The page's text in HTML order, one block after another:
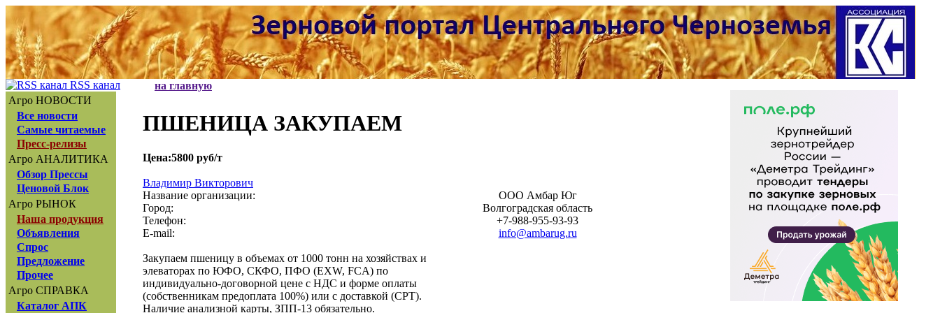
RSS канал
Агро НОВОСТИ
Все новости
Самые читаемые
Пресс-релизы
Агро АНАЛИТИКА
Обзор Прессы
Ценовой Блок
Агро РЫНОК
Наша продукция
Объявления
Спрос
Предложение
Прочее
Агро СПРАВКА
Каталог АПК
на главную
ПШЕНИЦА ЗАКУПАЕМ
Цена:5800 руб/т
Владимир Викторович
Название организации:
ООО Амбар Юг
Город:
Волгоградская область
Телефон:
+7-988-955-93-93
E-mail:
info@ambarug.ru
Закупаем пшеницу в объемах от 1000 тонн на хозяйствах и
элеваторах по ЮФО, СКФО, ПФО (EXW, FCA) по
индивидуально-договорной цене с НДС и форме оплаты
(собственникам предоплата 100%) или с доставкой (СРТ).
Наличие анализной карты, ЗПП-13 обязательно.